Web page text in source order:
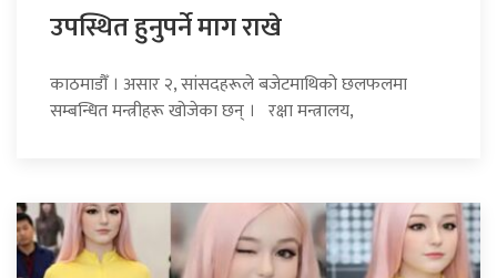
उपस्थित हुनुपर्ने माग राखे
काठमाडौँ । असार २, सांसदहरूले बजेटमाथिको छलफलमा
सम्बन्धित मन्त्रीहरू खोजेका छन् । रक्षा मन्त्रालय,